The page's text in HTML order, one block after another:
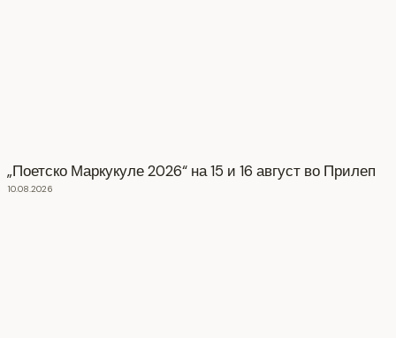
„Поетско Маркукуле 2026“ на 15 и 16 август во Прилеп
10.08.2026